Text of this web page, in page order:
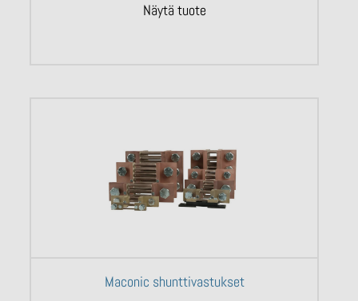
Näytä tuote
Maconic shunttivastukset